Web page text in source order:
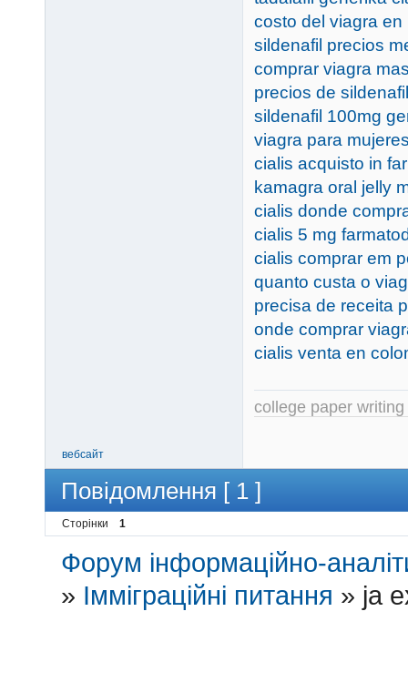
costo del viagra en
sildenafil precios
comprar viagra
precios de sildenafil
sildenafil 100mg
viagra para
cialis acquisto in
kamagra oral jelly
cialis donde
cialis 5 mg
cialis comprar em
quanto custa o
precisa de receita
onde comprar
cialis venta en
college paper
вебсайт
Повідомлення [ 1 ]
Сторінки 1
Форум інформаційно-
» Імміграційні питання » ja